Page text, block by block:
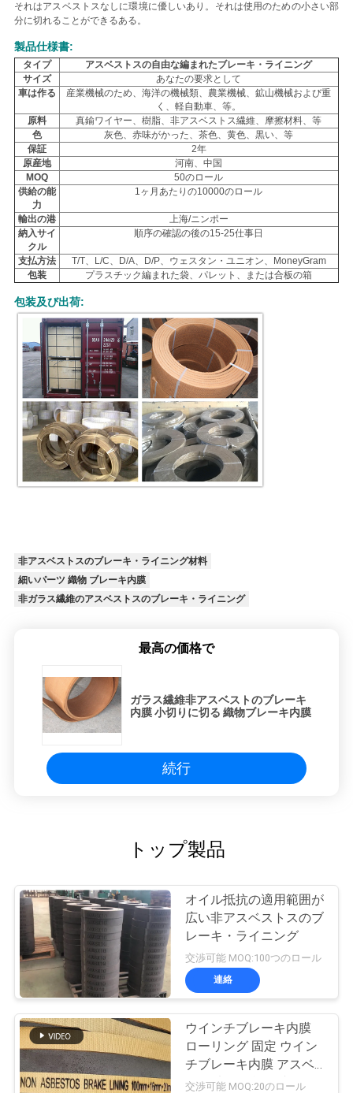
用
を
要
求
し
な
さ
い
地
PRIVACY
POLICY
それはアスベストスなしに環境に優しいあり。それは使用のための小さい部
分に切れることができるある。
製品仕様書:
タイプ
アスベストスの自由な編まれたブレーキ・ライニング
サイズ
あなたの要求として
車は作る
産業機械のため、海洋の機械類、農業機械、鉱山機械および重
く、軽自動車、等。
原料
真鍮ワイヤー、樹脂、非アスベストス繊維、摩擦材料、等
色
灰色、赤味がかった、茶色、黄色、黒い、等
保証
2年
原産地
河南、中国
MOQ
50のロール
供給の能
力
1ヶ月あたりの10000のロール
輸出の港
上海/ニンポー
納入サイ
クル
順序の確認の後の15-25仕事日
支払方法
T/T、L/C、D/A、D/P、ウェスタン・ユニオン、MoneyGram
包装
プラスチック編まれた袋、パレット、または合板の箱
包装及び出荷:
非アスベストスのブレーキ・ライニング材料
細いパーツ 織物 ブレーキ内膜
非ガラス繊維のアスベストスのブレーキ・ライニング
最高の価格で
ガラス繊維非アスベストのブレーキ
内膜 小切りに切る 織物ブレーキ内膜
続行
トップ製品
オイル抵抗の適用範囲が
広い非アスベストスのブ
レーキ・ライニング
交渉可能 MOQ:100つのロール
連絡
ウインチブレーキ内膜
ローリング 固定 ウイン
チブレーキ内膜 アスベ
スト以外の織物ブレーキ
交渉可能 MOQ:20のロール